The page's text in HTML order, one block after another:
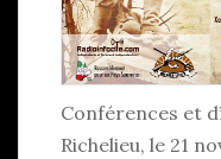
Conférences et
Richelieu, le 21